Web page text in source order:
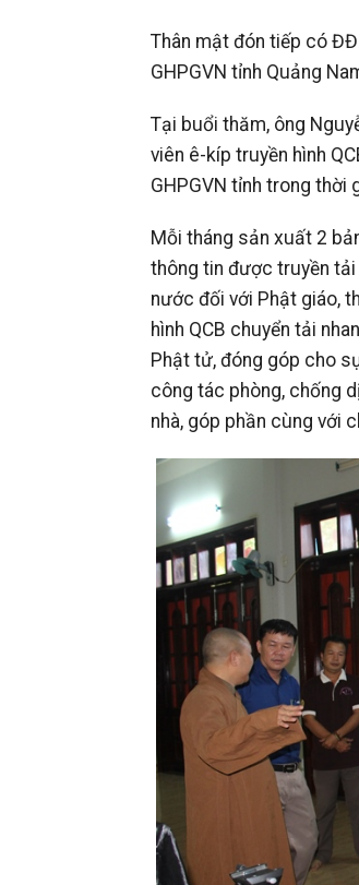
Thân mật đón tiếp có
GHPGVN tỉnh Quảng
Tại buổi thăm, ông
viên ê-kíp truyền hình
GHPGVN tỉnh trong thời
Mỗi tháng sản xuất 2
thông tin được truyền tải
nước đối với Phật giáo,
hình QCB chuyển tải
Phật tử, đóng góp cho
công tác phòng, chống
nhà, góp phần cùng với